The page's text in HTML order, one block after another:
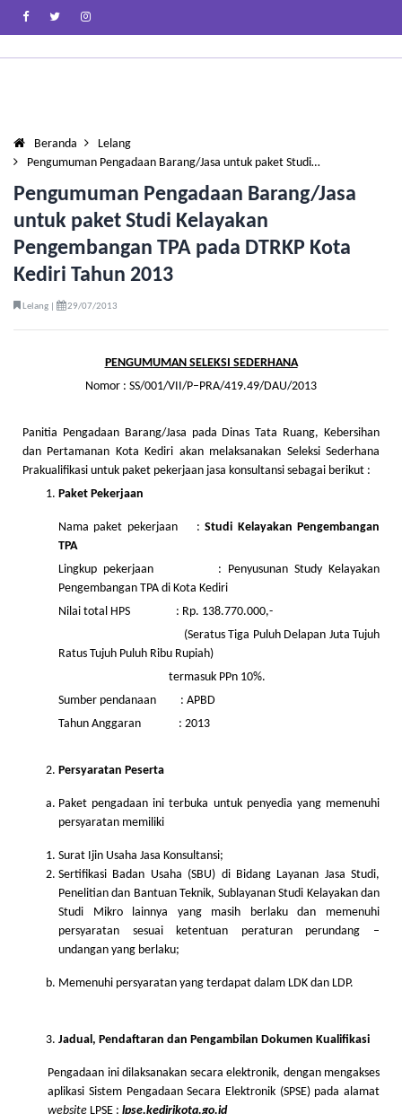
Beranda
Lelang
Pengumuman Pengadaan Barang/Jasa untuk paket Studi…
Pengumuman Pengadaan Barang/Jasa
untuk paket Studi Kelayakan
Pengembangan TPA pada DTRKP Kota
Kediri Tahun 2013
Lelang | 29/07/2013
PENGUMUMAN SELEKSI SEDERHANA
Nomor : SS/001/VII/P–PRA/419.49/DAU/2013
Panitia Pengadaan Barang/Jasa pada Dinas Tata Ruang, Kebersihan
dan Pertamanan Kota Kediri akan melaksanakan Seleksi Sederhana
Prakualifikasi untuk paket pekerjaan jasa konsultansi sebagai berikut :
Paket Pekerjaan
Nama paket pekerjaan : Studi Kelayakan Pengembangan
TPA
Lingkup pekerjaan : Penyusunan Study Kelayakan
Pengembangan TPA di Kota Kediri
Nilai total HPS : Rp. 138.770.000,-
(Seratus Tiga Puluh Delapan Juta Tujuh
Ratus Tujuh Puluh Ribu Rupiah)
termasuk PPn 10%.
Sumber pendanaan : APBD
Tahun Anggaran : 2013
Persyaratan Peserta
Paket pengadaan ini terbuka untuk penyedia yang memenuhi
persyaratan memiliki
Surat Ijin Usaha Jasa Konsultansi;
Sertifikasi Badan Usaha (SBU) di Bidang Layanan Jasa Studi,
Penelitian dan Bantuan Teknik, Sublayanan Studi Kelayakan dan
Studi Mikro lainnya yang masih berlaku dan memenuhi
persyaratan sesuai ketentuan peraturan perundang –
undangan yang berlaku;
Memenuhi persyaratan yang terdapat dalam LDK dan LDP.
Jadual, Pendaftaran dan Pengambilan Dokumen Kualifikasi
Pengadaan ini dilaksanakan secara elektronik, dengan mengakses
aplikasi Sistem Pengadaan Secara Elektronik (SPSE) pada alamat
website LPSE :lpse.kedirikota.go.id